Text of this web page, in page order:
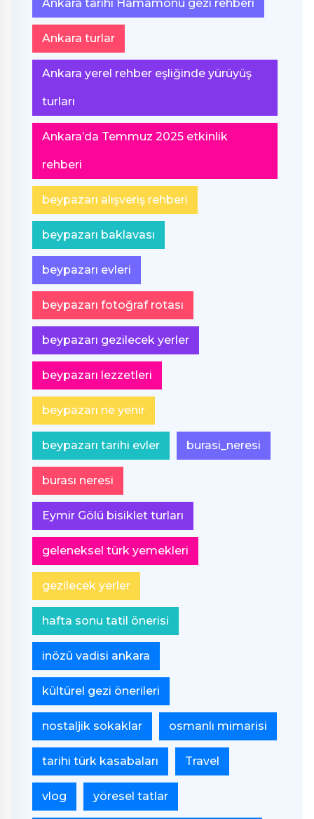
Ankara tarihi Hamamönü gezi rehberi
Ankara turlar
Ankara yerel rehber eşliğinde yürüyüş
turları
Ankara’da Temmuz 2025 etkinlik
rehberi
beypazarı alışveriş rehberi
beypazarı baklavası
beypazarı evleri
beypazarı fotoğraf rotası
beypazarı gezilecek yerler
beypazarı lezzetleri
beypazarı ne yenir
beypazarı tarihi evler burasi_neresi
burası neresi
Eymir Gölü bisiklet turları
geleneksel türk yemekleri
gezilecek yerler
hafta sonu tatil önerisi
inözü vadisi ankara
kültürel gezi önerileri
nostaljik sokaklar osmanlı mimarisi
tarihi türk kasabaları Travel
vlog yöresel tatlar